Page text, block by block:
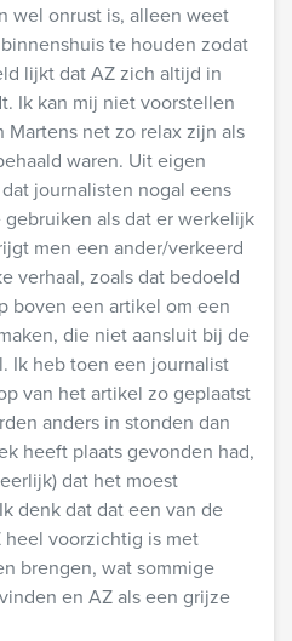
wel onrust is, alleen weet
te houden zodat
lijkt dat AZ zich altijd in
Ik kan mij niet voorstellen
net zo relax zijn als
waren. Uit eigen
journalisten nogal eens
als dat er werkelijk
men een ander/verkeerd
verhaal, zoals dat bedoeld
boven een artikel om een
die niet aansluit bij de
Ik heb toen een journalist
van het artikel zo geplaatst
anders in stonden dan
heeft plaats gevonden had,
dat het moest
denk dat dat een van de
heel voorzichtig is met
brengen, wat sommige
en AZ als een grijze